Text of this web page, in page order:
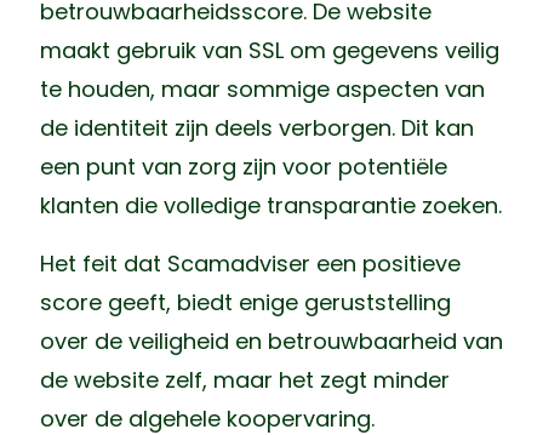
betrouwbaarheidsscore. De website
maakt gebruik van SSL om gegevens veilig
te houden, maar sommige aspecten van
de identiteit zijn deels verborgen. Dit kan
een punt van zorg zijn voor potentiële
klanten die volledige transparantie zoeken.
Het feit dat Scamadviser een positieve
score geeft, biedt enige geruststelling
over de veiligheid en betrouwbaarheid van
de website zelf, maar het zegt minder
over de algehele koopervaring.